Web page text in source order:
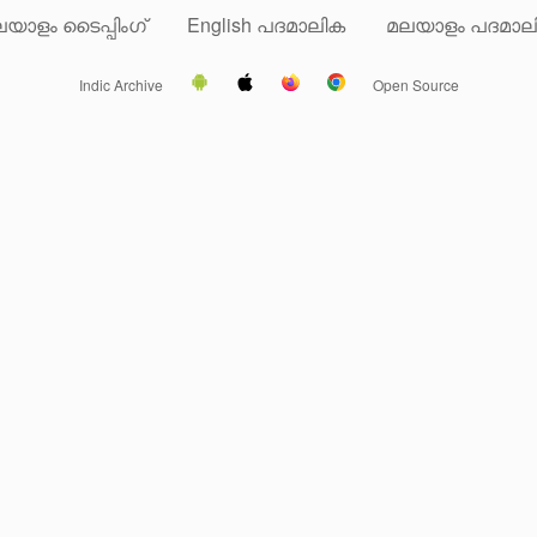
ടൈപ്പിംഗ് English പദമാലിക മലയാളം
Indic Archive Open Source